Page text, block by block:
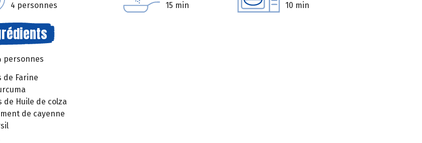
4 personnes 15 min 10 min
personnes
de Farine
de Huile de colza
de cayenne